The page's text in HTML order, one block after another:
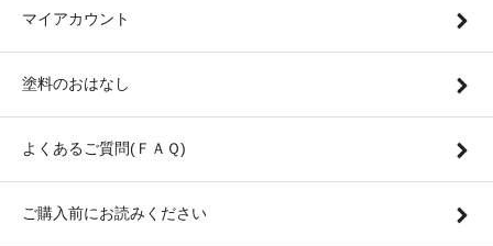
マイアカウント
塗料のおはなし
よくあるご質問(ＦＡＱ)
ご購入前にお読みください